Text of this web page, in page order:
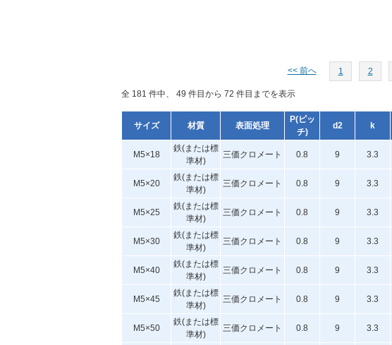
<< 前へ 1 2
全 181 件中、 49 件目から 72 件目までを表示
サイズ 材質 表面処理
P(ピッ
チ)
d2 k
M5×18
鉄(または標
準材)
三価クロメート 0.8 9 3.3
M5×20
鉄(または標
準材)
三価クロメート 0.8 9 3.3
M5×25
鉄(または標
準材)
三価クロメート 0.8 9 3.3
M5×30
鉄(または標
準材)
三価クロメート 0.8 9 3.3
M5×40
鉄(または標
準材)
三価クロメート 0.8 9 3.3
M5×45
鉄(または標
準材)
三価クロメート 0.8 9 3.3
M5×50
鉄(または標
準材)
三価クロメート 0.8 9 3.3